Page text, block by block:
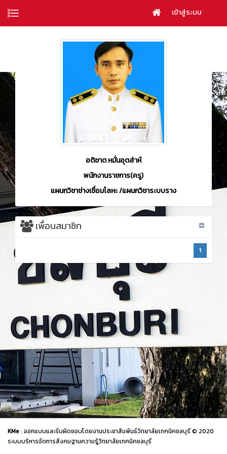
เข้าสู่ระบบ
อติชาต หมั่นอุตส่าห์
พนักงานราชการ(ครู)
แผนกวิชาช่างเชื่อมโลหะ /แผนกวิชาระบบราง
เพื่อนสมาชิก
1
KMe: ออกแบบและรับผิดชอบโดยงานประชาสัมพันธ์วิทยาลัยเทคนิคชลบุรี © 2020
ระบบบริหารจัดการสังคมฐานความรู้วิทยาลัยเทคนิคชลบุรี